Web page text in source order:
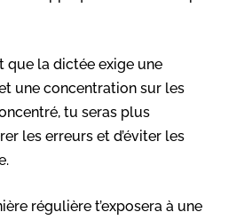
que la dictée exige une
une concentration sur les
tu seras plus
les erreurs et d’éviter les
régulière t’exposera à une